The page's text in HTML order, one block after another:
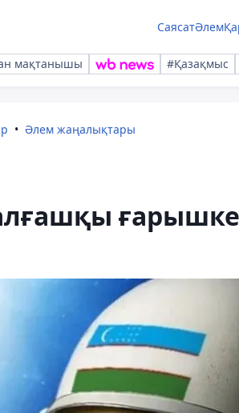
СаясатӘлем
мақтанышы #Қазақмыс
Әлем жаңалықтары